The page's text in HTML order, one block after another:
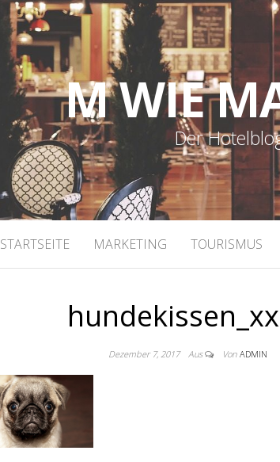
M WIE
Der
STARTSEITE MARKETING TOURISMUS
Dezember 7, 2017 Aus Von ADMIN